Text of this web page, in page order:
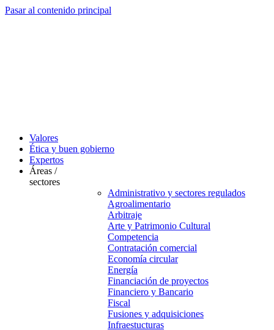
Pasar al contenido principal
Valores
Ética y buen gobierno
Expertos
Áreas /
sectores
Administrativo y sectores regulados
Agroalimentario
Arbitraje
Arte y Patrimonio Cultural
Competencia
Contratación comercial
Economía circular
Energía
Financiación de proyectos
Financiero y Bancario
Fiscal
Fusiones y adquisiciones
Infraestucturas